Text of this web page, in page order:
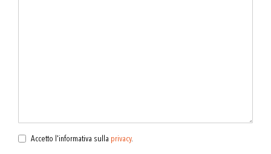
Accetto l'informativa sulla privacy.